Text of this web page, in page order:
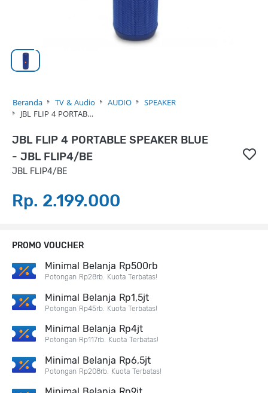
Beranda TV & Audio AUDIO
SPEAKER
JBL FLIP 4 PORTAB…
JBL FLIP 4 PORTABLE SPEAKER BLUE
- JBL FLIP4/BE
JBL FLIP4/BE
Rp. 2.199.000
PROMO VOUCHER
Minimal Belanja Rp500rb
Potongan Rp28rb. Kuota Terbatas!
Minimal Belanja Rp1,5jt
Potongan Rp45rb. Kuota Terbatas!
Minimal Belanja Rp4jt
Potongan Rp117rb. Kuota Terbatas!
Minimal Belanja Rp6,5jt
Potongan Rp208rb. Kuota Terbatas!